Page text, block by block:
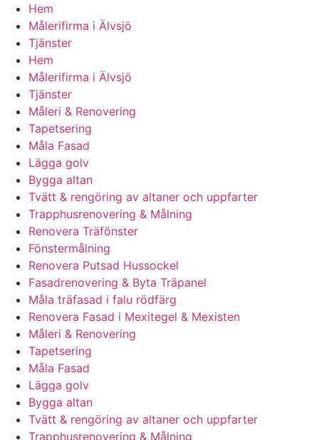
Hem
Målerifirma i Älvsjö
Tjänster
Hem
Målerifirma i Älvsjö
Tjänster
Måleri & Renovering
Tapetsering
Måla Fasad
Lägga golv
Bygga altan
Tvätt & rengöring av altaner och uppfarter
Trapphusrenovering & Målning
Renovera Träfönster
Fönstermålning
Renovera Putsad Hussockel
Fasadrenovering & Byta Träpanel
Måla träfasad i falu rödfärg
Renovera Fasad i Mexitegel & Mexisten
Måleri & Renovering
Tapetsering
Måla Fasad
Lägga golv
Bygga altan
Tvätt & rengöring av altaner och uppfarter
Trapphusrenovering & Målning